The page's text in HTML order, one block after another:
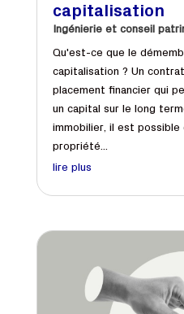
capitalisation
Ingénierie et conseil
Qu'est-ce que le
capitalisation ? Un
placement financier qui
un capital sur le long
immobilier, il est possible
propriété...
lire plus